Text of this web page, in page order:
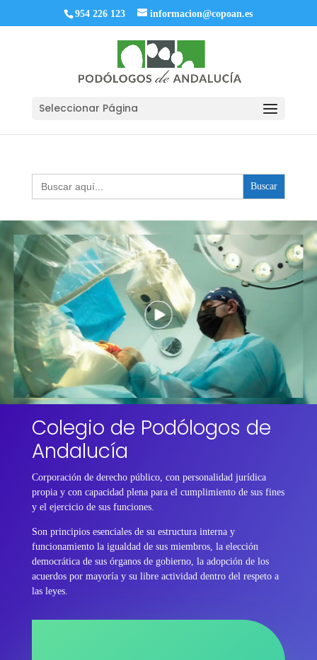
954 226 123 informacion@copoan.es
Seleccionar Página
Buscar:
Colegio de Podólogos de
Andalucía
Corporación de derecho público, con personalidad jurídica
propia y con capacidad plena para el cumplimiento de sus fines
y el ejercicio de sus funciones.
Son principios esenciales de su estructura interna y
funcionamiento la igualdad de sus miembros, la elección
democrática de sus órganos de gobierno, la adopción de los
acuerdos por mayoría y su libre actividad dentro del respeto a
las leyes.